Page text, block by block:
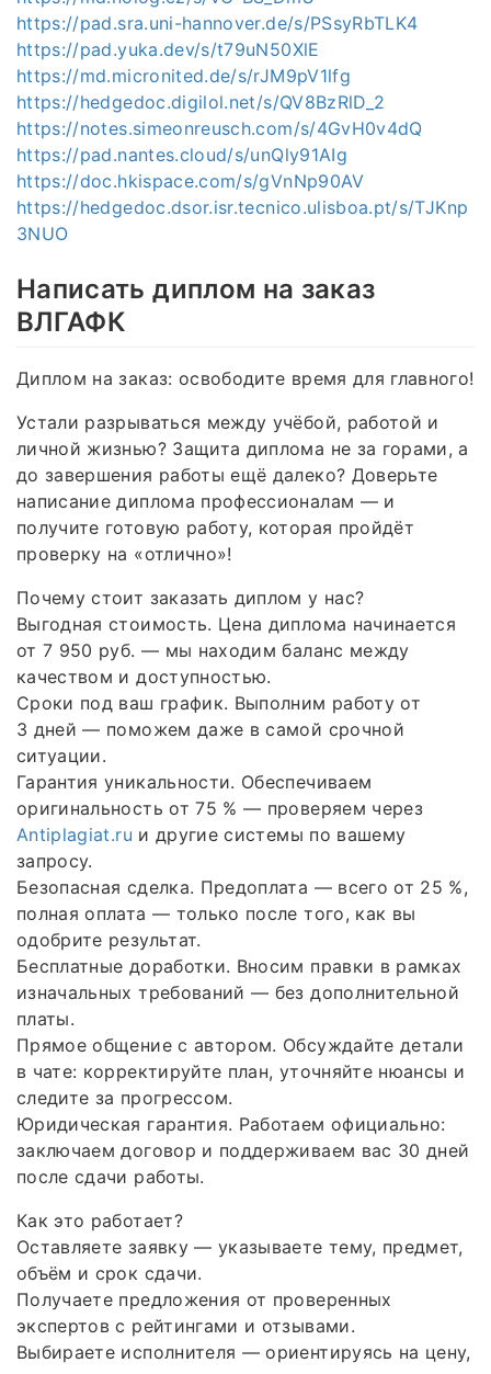
https://pad.sra.uni-hannover.de/s/PSsyRbTLK4
https://pad.yuka.dev/s/t79uN50XlE
https://md.micronited.de/s/rJM9pV1lfg
https://hedgedoc.digilol.net/s/QV8BzRlD_2
https://notes.simeonreusch.com/s/4GvH0v4dQ
https://pad.nantes.cloud/s/unQly91AIg
https://doc.hkispace.com/s/gVnNp90AV
https://hedgedoc.dsor.isr.tecnico.ulisboa.pt/s/TJKnp
3NUO
Написать диплом на заказ
ВЛГАФК
Диплом на заказ: освободите время для главного!
Устали разрываться между учёбой, работой и
личной жизнью? Защита диплома не за горами, а
до завершения работы ещё далеко? Доверьте
написание диплома профессионалам — и
получите готовую работу, которая пройдёт
проверку на «отлично»!
Почему стоит заказать диплом у нас?
Выгодная стоимость. Цена диплома начинается
от 7 950 руб. — мы находим баланс между
качеством и доступностью.
Сроки под ваш график. Выполним работу от
3 дней — поможем даже в самой срочной
ситуации.
Гарантия уникальности. Обеспечиваем
оригинальность от 75 % — проверяем через
Antiplagiat.ru и другие системы по вашему
запросу.
Безопасная сделка. Предоплата — всего от 25 %,
полная оплата — только после того, как вы
одобрите результат.
Бесплатные доработки. Вносим правки в рамках
изначальных требований — без дополнительной
платы.
Прямое общение с автором. Обсуждайте детали
в чате: корректируйте план, уточняйте нюансы и
следите за прогрессом.
Юридическая гарантия. Работаем официально:
заключаем договор и поддерживаем вас 30 дней
после сдачи работы.
Как это работает?
Оставляете заявку — указываете тему, предмет,
объём и срок сдачи.
Получаете предложения от проверенных
экспертов с рейтингами и отзывами.
Выбираете исполнителя — ориентируясь на цену,